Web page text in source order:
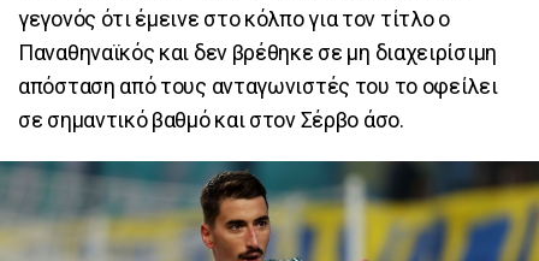
γεγονός ότι έμεινε στο κόλπο για τον τίτλο ο
Παναθηναϊκός και δεν βρέθηκε σε μη διαχειρίσιμη
απόσταση από τους ανταγωνιστές του το οφείλει
σε σημαντικό βαθμό και στον Σέρβο άσο.